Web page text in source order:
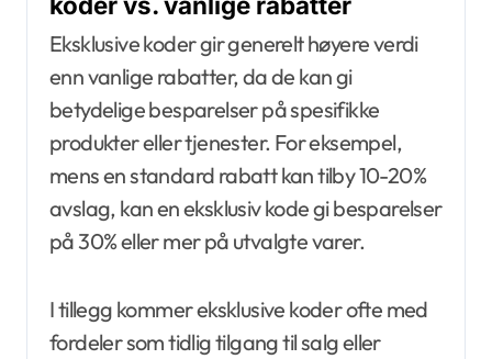
Eksklusive koder gir generelt høyere verdi
enn vanlige rabatter, da de kan gi
betydelige besparelser på spesifikke
produkter eller tjenester. For eksempel,
mens en standard rabatt kan tilby 10-20%
avslag, kan en eksklusiv kode gi besparelser
på 30% eller mer på utvalgte varer.
I tillegg kommer eksklusive koder ofte med
fordeler som tidlig tilgang til salg eller